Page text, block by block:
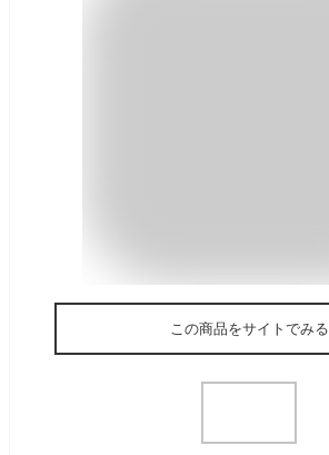
この商品をサイトでみる